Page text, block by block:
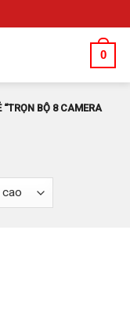
0
BỘ 8 CAMERA